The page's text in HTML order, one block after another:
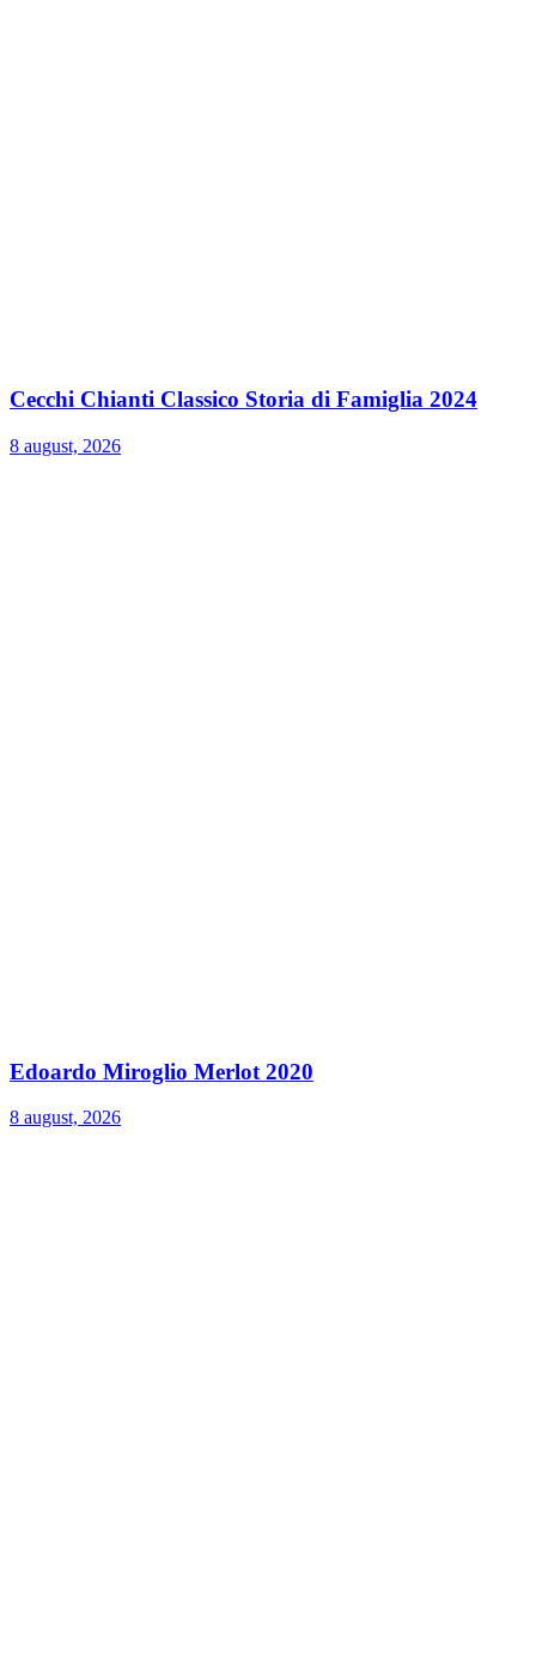
Cecchi Chianti Classico Storia di Famiglia 2024
8 august, 2026
Edoardo Miroglio Merlot 2020
8 august, 2026